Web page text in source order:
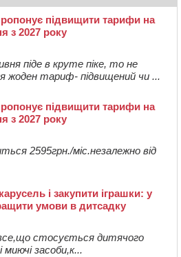
підвищити тарифи на
з 2027 року
піде в круте піке, то не
жоден тариф- підвищений чи ...
підвищити тарифи на
з 2027 року
2595грн./міс.незалежно від
і закупити іграшки: у
умови в дитсадку
все,що стосується дитячого
миючі засоби,к...